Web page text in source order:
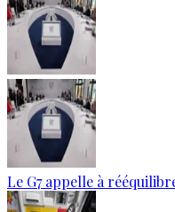
Le G7 appelle à